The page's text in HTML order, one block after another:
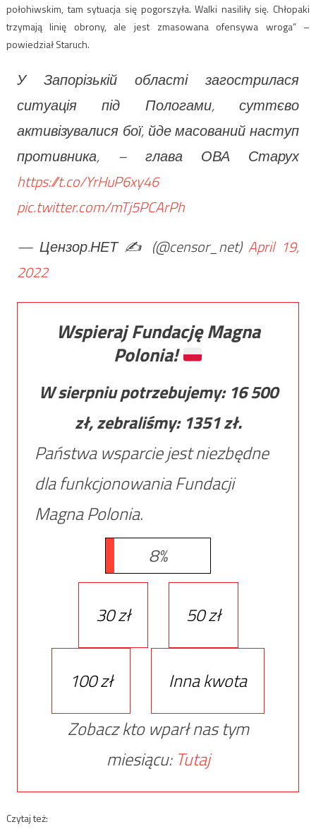
połohiwskim, tam sytuacja się pogorszyła. Walki nasiliły się. Chłopaki
trzymają linię obrony, ale jest zmasowana ofensywa wroga” –
powiedział Staruch.
У Запорізькій області загострилася
ситуація під Пологами, суттєво
активізувалися бої, йде масований наступ
противника, – глава ОВА Старух
https://t.co/YrHuP6xy46
pic.twitter.com/mTj5PCArPh
— Цензор.НЕТ ✍️ (@censor_net) April 19,
2022
Wspieraj Fundację Magna
Polonia!
W sierpniu potrzebujemy: 16 500
zł, zebraliśmy: 1351zł.
Państwa wsparcie jest niezbędne
dla funkcjonowania Fundacji
Magna Polonia.
8%
30 zł 50 zł
100 zł
Inna kwota
Zobacz kto wparł nas tym
miesiącu: Tutaj
Czytaj też: